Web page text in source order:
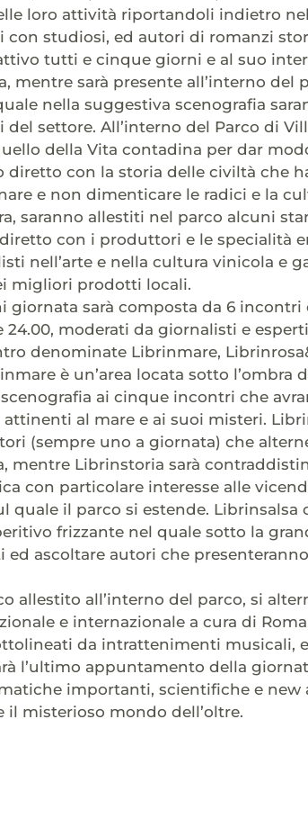
loro attività riportandoli indietro
con studiosi, ed autori di romanzi
tutti e cinque giorni e al suo
mentre sarà presente all’interno del
nella suggestiva scenografia
settore. All’interno del Parco di
della Vita contadina per dar
diretto con la storia delle civiltà che
e non dimenticare le radici e la
saranno allestiti nel parco alcuni
con i produttori e le specialità
nell’arte e nella cultura vinicola e
migliori prodotti locali.
giornata sarà composta da 6
24.00, moderati da giornalisti e
denominate Librinmare,
è un’area locata sotto l’ombra
ai cinque incontri che
al mare e ai suoi misteri.
(sempre uno a giornata) che
mentre Librinstoria sarà
con particolare interesse alle
quale il parco si estende. Librinsalsa
frizzante nel quale sotto la
ascoltare autori che
allestito all’interno del parco, si
e internazionale a cura di
da intrattenimenti musicali,
l’ultimo appuntamento della
importanti, scientifiche e new
misterioso mondo dell’oltre.